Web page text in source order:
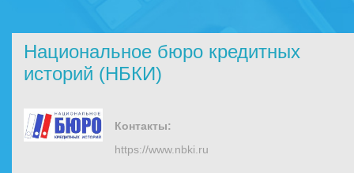
Национальное бюро кредитных
историй (НБКИ)
Контакты:
https://www.nbki.ru